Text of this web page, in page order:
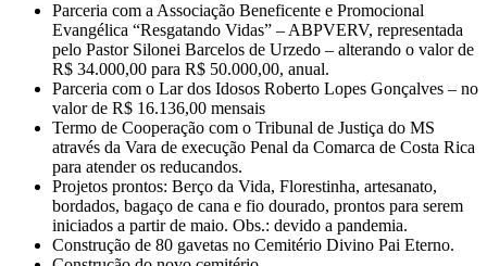
Parceria com a Associação Beneficente e Promocional
Evangélica “Resgatando Vidas” – ABPVERV, representada
pelo Pastor Silonei Barcelos de Urzedo – alterando o valor de
R$ 34.000,00 para R$ 50.000,00, anual.
Parceria com o Lar dos Idosos Roberto Lopes Gonçalves – no
valor de R$ 16.136,00 mensais
Termo de Cooperação com o Tribunal de Justiça do MS
através da Vara de execução Penal da Comarca de Costa Rica
para atender os reducandos.
Projetos prontos: Berço da Vida, Florestinha, artesanato,
bordados, bagaço de cana e fio dourado, prontos para serem
iniciados a partir de maio. Obs.: devido a pandemia.
Construção de 80 gavetas no Cemitério Divino Pai Eterno.